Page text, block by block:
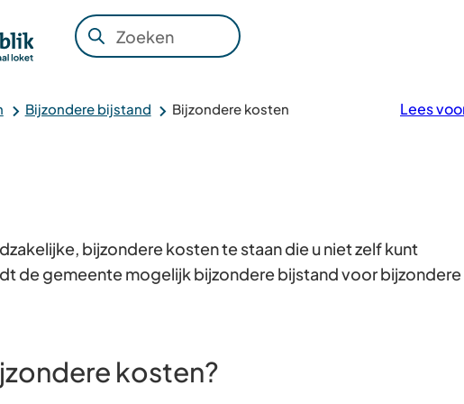
Zoeken
Wanneer
zijn
door
pijl
te
Bijzondere bijstand Bijzondere kosten Lees
bijzondere kosten te staan die u niet zelf kunt
de gemeente mogelijk bijzondere bijstand voor bijzondere
kosten?